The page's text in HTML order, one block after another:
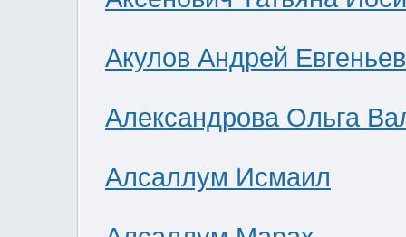
Акулов Андрей
Александрова Ольга
Алсаллум Исмаил